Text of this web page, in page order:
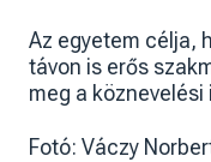
Az egyetem célja,
távon is erős
meg a
Fotó: Váczy